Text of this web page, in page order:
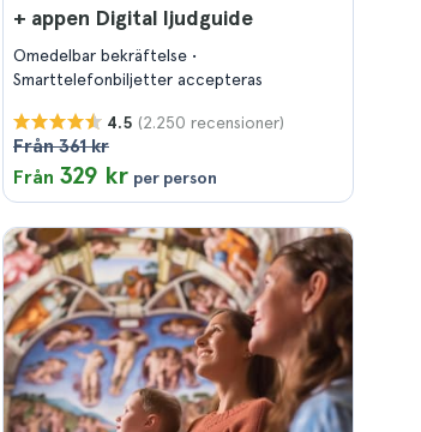
+ appen Digital ljudguide
Omedelbar bekräftelse
Smarttelefonbiljetter accepteras
4.5 (2.250 recensioner)
Från 361 kr
Från 329 kr per person